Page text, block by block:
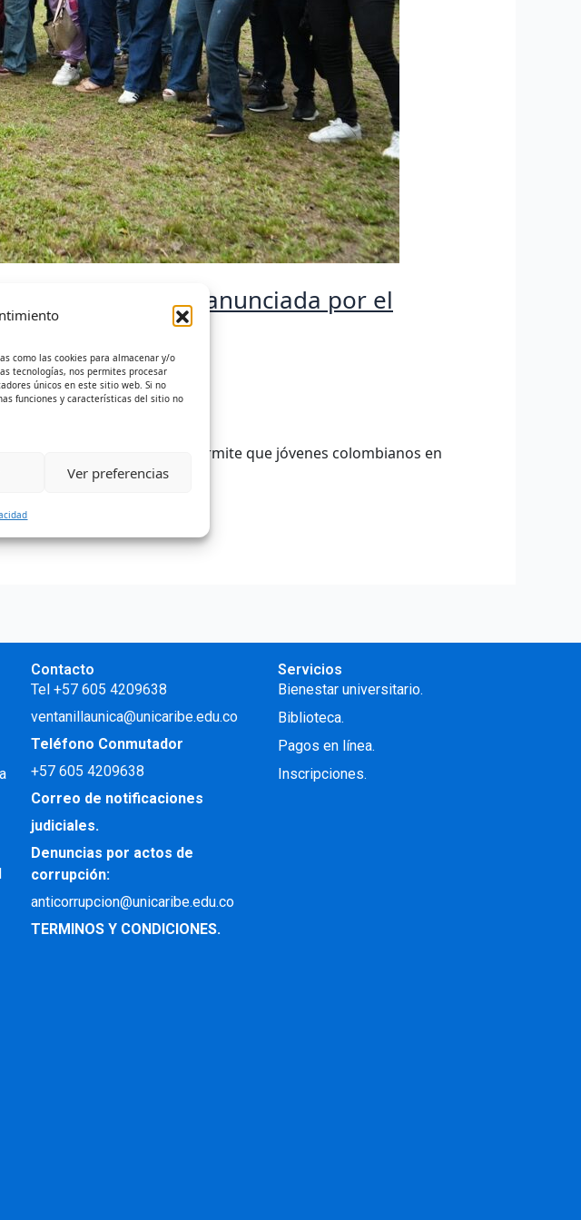
como las cookies para almacenar y/o
tecnologías, nos permites procesar
únicos en este sitio web. Si no
funciones y características del sitio no
Ver preferencias
de grado anunciada por el
en la Ley 2367 de 2024, permite que jóvenes colombianos en
Contacto
Tel +57 605 4209638
ventanillaunica@unicaribe.edu.co
Teléfono Conmutador
+57605 4209638
Correo de notificaciones
judiciales.
Denuncias por actos de
corrupción:
anticorrupcion@unicaribe.edu.co
TERMINOS Y CONDICIONES.
Servicios
Bienestar universitario.
Biblioteca.
Pagos en línea.
Inscripciones.